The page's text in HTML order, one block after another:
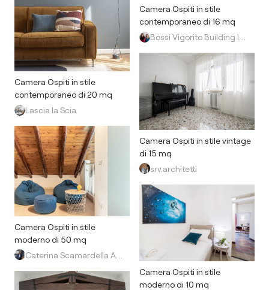
Camera Ospiti in stile
contemporaneo di 20 mq
Lascia la Scia
Camera Ospiti in stile
moderno di 50 mq
Camera Ospiti in stile
contemporaneo di 16 mq
Bossi Vigorito Building Interior
Camera Ospiti in stile vintage
di 15 mq
srv.architetti
Camera Ospiti in stile
moderno di 10 mq